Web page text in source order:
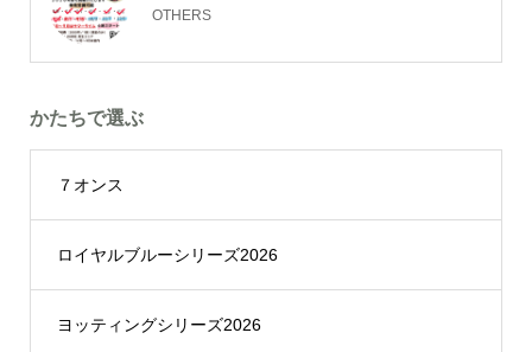
OTHERS
かたちで選ぶ
７オンス
ロイヤルブルーシリーズ2026
ヨッティングシリーズ2026